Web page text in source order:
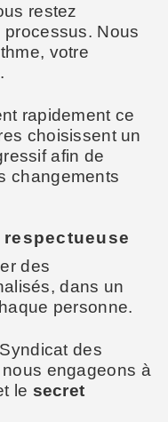
restez
Nous
votre
rapidement ce
choisissent un
afin de
changements
des
dans un
personne.
des
nous engageons à
le secret